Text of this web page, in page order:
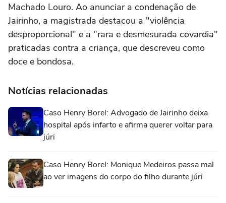
Machado Louro. Ao anunciar a condenação de
Jairinho, a magistrada destacou a "violência
desproporcional" e a "rara e desmesurada covardia"
praticadas contra a criança, que descreveu como
doce e bondosa.
Notícias relacionadas
Caso Henry Borel: Advogado de Jairinho deixa
hospital após infarto e afirma querer voltar para
júri
Caso Henry Borel: Monique Medeiros passa mal
ao ver imagens do corpo do filho durante júri